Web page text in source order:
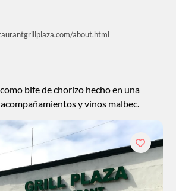
about.html
bife de chorizo hecho en una
y vinos malbec.